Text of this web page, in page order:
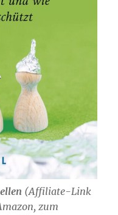
(Affiliate-Link
zum